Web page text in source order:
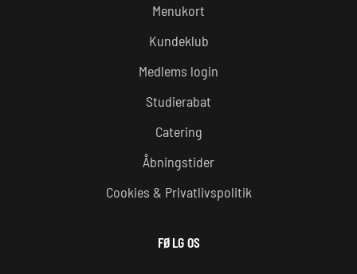
Menukort
Kundeklub
Medlems login
Studierabat
Catering
Åbningstider
Cookies & Privatlivspolitik
FØLG OS